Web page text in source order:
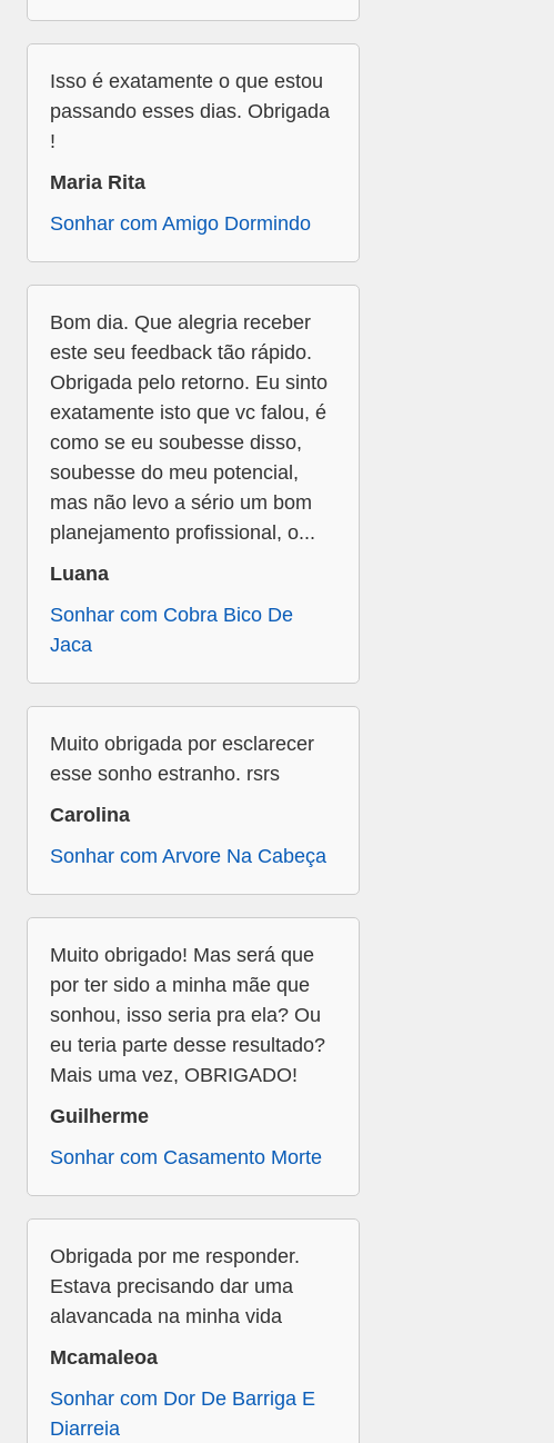
Isso é exatamente o que estou
passando esses dias. Obrigada
!
Maria Rita
Sonhar com Amigo Dormindo
Bom dia. Que alegria receber
este seu feedback tão rápido.
Obrigada pelo retorno. Eu sinto
exatamente isto que vc falou, é
como se eu soubesse disso,
soubesse do meu potencial,
mas não levo a sério um bom
planejamento profissional, o...
Luana
Sonhar com Cobra Bico De
Jaca
Muito obrigada por esclarecer
esse sonho estranho. rsrs
Carolina
Sonhar com Arvore Na Cabeça
Muito obrigado! Mas será que
por ter sido a minha mãe que
sonhou, isso seria pra ela? Ou
eu teria parte desse resultado?
Mais uma vez, OBRIGADO!
Guilherme
Sonhar com Casamento Morte
Obrigada por me responder.
Estava precisando dar uma
alavancada na minha vida
Mcamaleoa
Sonhar com Dor De Barriga E
Diarreia